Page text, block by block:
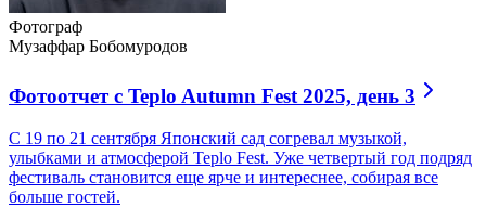
Фотограф
Музаффар Бобомуродов
Фотоотчет с Teplo Autumn Fest 2025, день 3
С 19 по 21 сентября Японский сад согревал музыкой,
улыбками и атмосферой Teplo Fest. Уже четвертый год подряд
фестиваль становится еще ярче и интереснее, собирая все
больше гостей.